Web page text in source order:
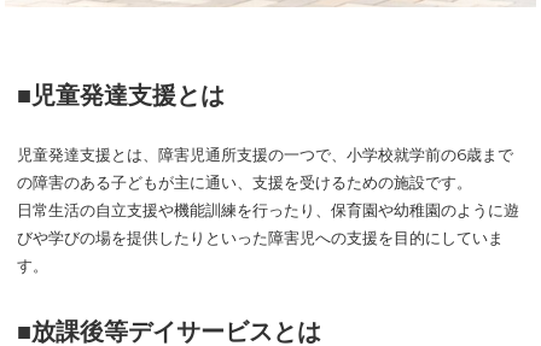
■児童発達支援とは
児童発達支援とは、障害児通所支援の一つで、小学校就学前の6歳まで
の障害のある子どもが主に通い、支援を受けるための施設です。
日常生活の自立支援や機能訓練を行ったり、保育園や幼稚園のように遊
びや学びの場を提供したりといった障害児への支援を目的にしていま
す。
■放課後等デイサービスとは